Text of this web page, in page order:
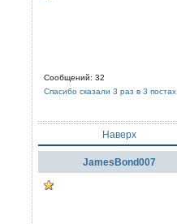
Сообщений: 32
Спасибо сказали 3 раз в 3 постах
Наверх
JamesBond007